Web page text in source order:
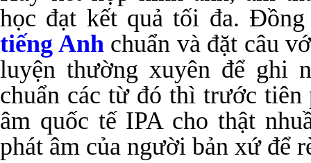
học đạt kết quả tối đa.
tiếng Anhchuẩn và đặt câu
luyện thường xuyên để ghi
chuẩn các từ đó thì trước tiên
âm quốc tế IPA cho thật
phát âm của người bản xứ để